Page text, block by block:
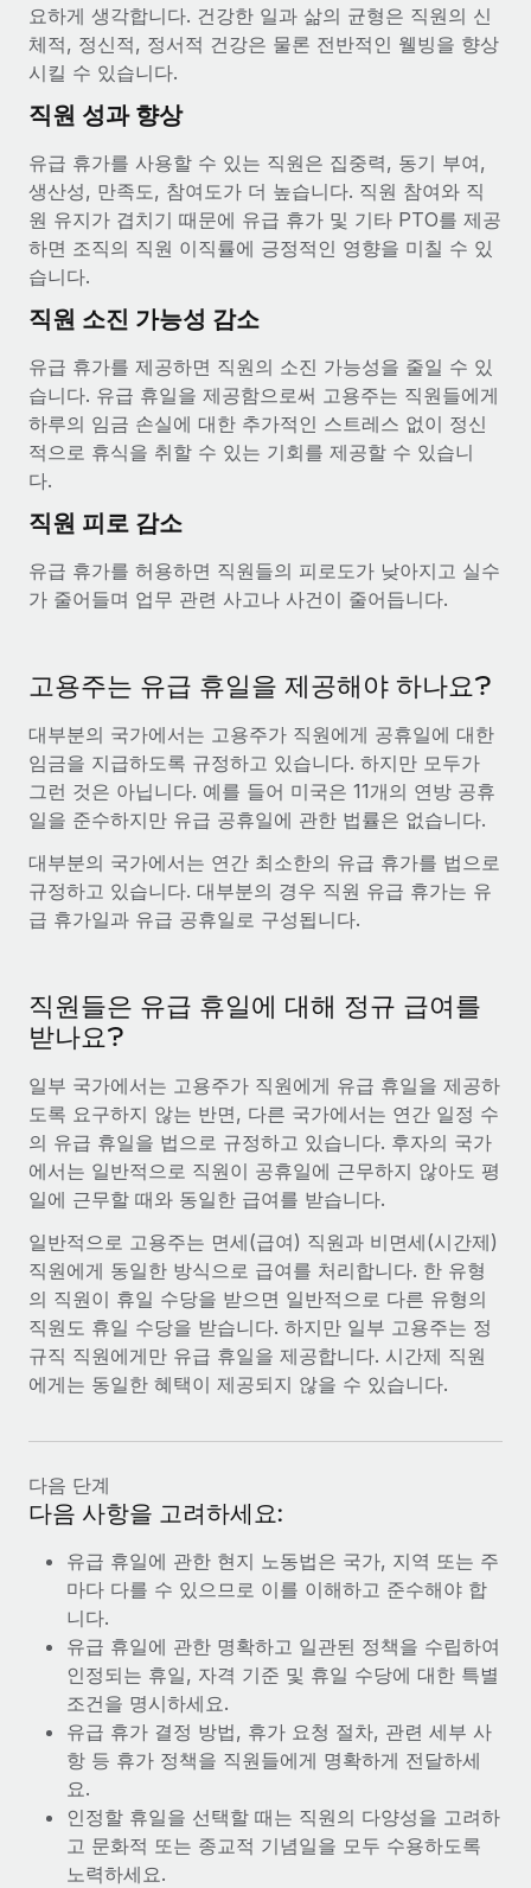
법인 설립
법인 설립을 빠르고 준법적으로 지원
글로벌 인재 이동 및 전근
복리후생
손쉬운 직원 복리후생 관리
계약자 관리
세금
블로그 둘러보기
블로그
Remote 제품 관련 소식: Gusto 및 Xero와의 통합과
Remote Contractor Management Plus
Remote의 사명은 모든 규모의 기업이 전 세계 어디서든 업무에 가
장 적합 사람을 찾아 채용 및 관리하고 급여를 지급하도록 돕는 것
입니다. 이를 위해 최근 몇 주 동안 새로운...
자세히 알아보기
Shootsta가 Remote를 통해 네 개의 시장에서 글로벌
채용을 확장한 방법
비디오 콘텐츠를 활용한 마케팅이 계속해서 인기를 끌면서, 기업들
에게는 흥미롭고 전문적인 비디오 제작이 어느 때보다 중요해졌습
자세히 알아보기
요하게 생각합니다. 건강한 일과 삶의 균형은 직원의 신
체적, 정신적, 정서적 건강은 물론 전반적인 웰빙을 향상
시킬 수 있습니다.
직원 성과 향상
유급 휴가를 사용할 수 있는 직원은 집중력, 동기 부여,
생산성, 만족도, 참여도가 더 높습니다. 직원 참여와 직
원 유지가 겹치기 때문에 유급 휴가 및 기타 PTO를 제공
하면 조직의 직원 이직률에 긍정적인 영향을 미칠 수 있
습니다.
직원 소진 가능성 감소
유급 휴가를 제공하면 직원의 소진 가능성을 줄일 수 있
습니다. 유급 휴일을 제공함으로써 고용주는 직원들에게
하루의 임금 손실에 대한 추가적인 스트레스 없이 정신
적으로 휴식을 취할 수 있는 기회를 제공할 수 있습니
다.
직원 피로 감소
유급 휴가를 허용하면 직원들의 피로도가 낮아지고 실수
가 줄어들며 업무 관련 사고나 사건이 줄어듭니다.
고용주는 유급 휴일을 제공해야 하나요?
대부분의 국가에서는 고용주가 직원에게 공휴일에 대한
임금을 지급하도록 규정하고 있습니다. 하지만 모두가
그런 것은 아닙니다. 예를 들어 미국은 11개의 연방 공휴
일을 준수하지만 유급 공휴일에 관한 법률은 없습니다.
대부분의 국가에서는 연간 최소한의 유급 휴가를 법으로
규정하고 있습니다. 대부분의 경우 직원 유급 휴가는 유
급 휴가일과 유급 공휴일로 구성됩니다.
직원들은 유급 휴일에 대해 정규 급여를
받나요?
일부 국가에서는 고용주가 직원에게 유급 휴일을 제공하
도록 요구하지 않는 반면, 다른 국가에서는 연간 일정 수
의 유급 휴일을 법으로 규정하고 있습니다. 후자의 국가
에서는 일반적으로 직원이 공휴일에 근무하지 않아도 평
일에 근무할 때와 동일한 급여를 받습니다.
일반적으로 고용주는 면세(급여) 직원과 비면세(시간제)
직원에게 동일한 방식으로 급여를 처리합니다. 한 유형
의 직원이 휴일 수당을 받으면 일반적으로 다른 유형의
직원도 휴일 수당을 받습니다. 하지만 일부 고용주는 정
규직 직원에게만 유급 휴일을 제공합니다. 시간제 직원
에게는 동일한 혜택이 제공되지 않을 수 있습니다.
다음 단계
다음 사항을 고려하세요:
유급 휴일에 관한 현지 노동법은 국가, 지역 또는 주
마다 다를 수 있으므로 이를 이해하고 준수해야 합
니다.
유급 휴일에 관한 명확하고 일관된 정책을 수립하여
인정되는 휴일, 자격 기준 및 휴일 수당에 대한 특별
조건을 명시하세요.
유급 휴가 결정 방법, 휴가 요청 절차, 관련 세부 사
항 등 휴가 정책을 직원들에게 명확하게 전달하세
요.
인정할 휴일을 선택할 때는 직원의 다양성을 고려하
고 문화적 또는 종교적 기념일을 모두 수용하도록
노력하세요.